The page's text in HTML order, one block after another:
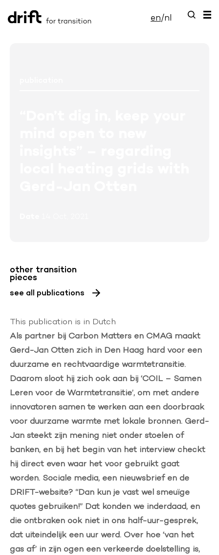
en/nl
other transition
pieces
see all publications
This publication is in Dutch
Als partner bij Carbon Matters en CMAG maakt
Gerd-Jan Otten zich in Den Haag hard voor een
duurzame en rechtvaardige warmtetransitie.
Daarom sloot hij zich ook aan bij ‘COIL – Samen
Leren voor de Warmtetransitie’, om met andere
innovatoren samen te werken aan een doorbraak
voor duurzame warmte met lokale bronnen. Gerd-
Jan steekt zijn mening niet onder stoelen of
banken, en bij het begin van het interview checkt
hij direct even waar het voor gebruikt gaat
worden. Sociale media, een nieuwsbrief en de
DRIFT-website? “Dan kun je vast wel smeuïge
quotes gebruiken!” Dat konden we inderdaad, en
die ontbraken ook niet in ons half-uur-gesprek,
dat uiteindelijk een uur werd. Over hoe ‘van het
gas af’ in zijn ogen een verkeerde doelstelling is,